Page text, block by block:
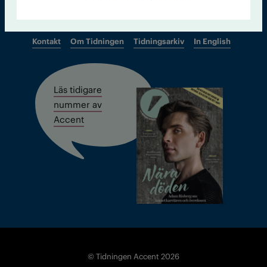
Kontakt Om Tidningen Tidningsarkiv In English
Läs tidigare
nummer av
Accent
© Tidningen Accent 2026